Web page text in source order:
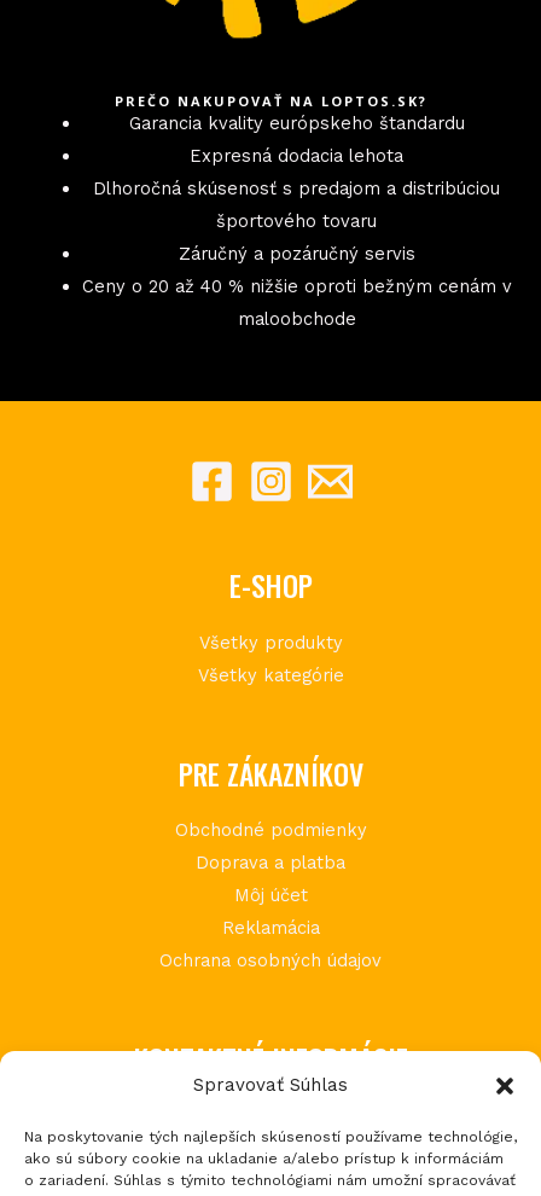
Spravovať Súhlas
Na poskytovanie tých najlepších skúseností používame technológie,
ako sú súbory cookie na ukladanie a/alebo prístup k informáciám
o zariadení. Súhlas s týmito technológiami nám umožní spracovávať
PREČO NAKUPOVAŤ NA LOPTOS.SK?
Garancia kvality európskeho štandardu
Expresná dodacia lehota
Dlhoročná skúsenosť s predajom a distribúciou
športového tovaru
Záručný a pozáručný servis
Ceny o 20 až 40 % nižšie oproti bežným cenám v
maloobchode
E-SHOP
Všetky produkty
Všetky kategórie
PRE ZÁKAZNÍKOV
Obchodné podmienky
Doprava a platba
Môj účet
Reklamácia
Ochrana osobných údajov
KONTAKTNÉ INFORMÁCIE
Považská Teplá 602
017 05 Považská Bystrica 5